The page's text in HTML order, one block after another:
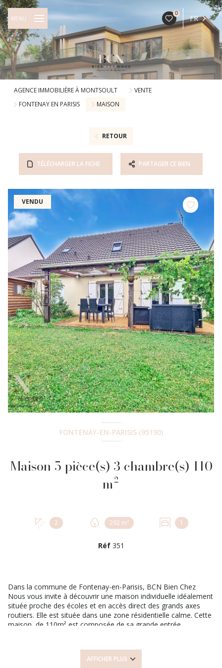
0
FR
MENU
AGENCE IMMOBILIÈRE À MONTSOULT
VENTE
FONTENAY EN PARISIS
MAISON
RETOUR
TÉLÉCHARGER LA FICHE PARTAGER CE BIEN
VENDU
FONTENAY-EN-PARISIS (95190)
Maison 5 pièce(s) 3 chambre(s) 110
m²
2 292 m² 1
Réf 351
Dans la commune de Fontenay-en-Parisis, BCN Bien Chez
Nous vous invite à découvrir une maison individuelle idéalement
située proche des écoles et en accès direct des grands axes
routiers. Elle est située dans une zone résidentielle calme. Cette
maison de 110m² est composée de sa grande entrée
A l'étage, un palier vous permet d'accéder l'espace nuit avec ses
AFFICHER PLUS